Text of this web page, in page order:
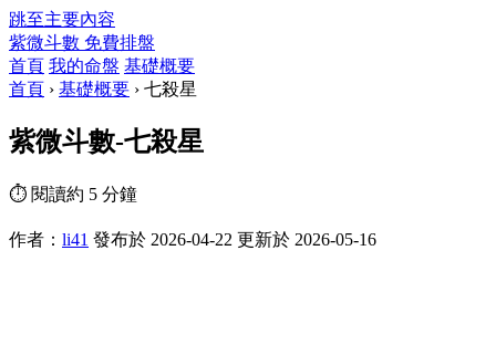
跳至主要內容
紫微斗數 免費排盤
首頁 我的命盤 基礎概要
首頁 › 基礎概要 › 七殺星
紫微斗數-七殺星
⏱ 閱讀約 5 分鐘
作者： li41 發布於 2026-04-22 更新於 2026-05-16